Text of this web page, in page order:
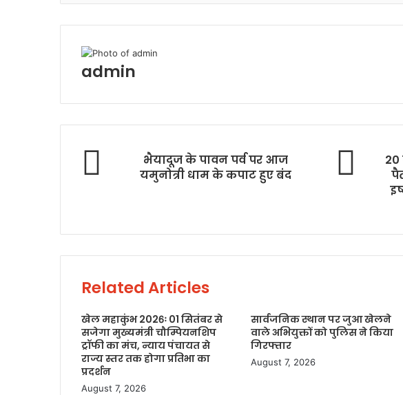
admin
भैयादूज के पावन पर्व पर आज
यमुनोत्री धाम के कपाट हुए बंद
20
Related Articles
खेल महाकुंभ 2026ः 01 सितंबर से
सजेगा मुख्यमंत्री चौम्पियनशिप
ट्रॉफी का मंच, न्याय पंचायत से
राज्य स्तर तक होगा प्रतिभा का
प्रदर्शन
August 7, 2026
सार्वजनिक स्थान पर जुआ खेलने
वाले अभियुक्तों को पुलिस ने किया
गिरफ्तार
August 7, 2026